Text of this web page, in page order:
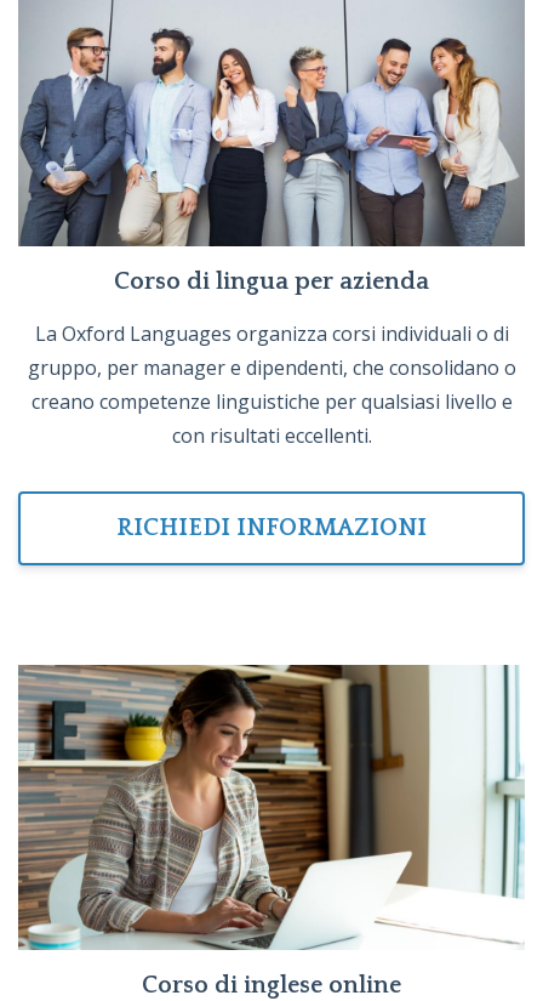
Corso di lingua per azienda
La Oxford Languages organizza corsi individuali o di
gruppo, per manager e dipendenti, che consolidano o
creano competenze linguistiche per qualsiasi livello e
con risultati eccellenti.
RICHIEDI INFORMAZIONI
Corso di inglese online